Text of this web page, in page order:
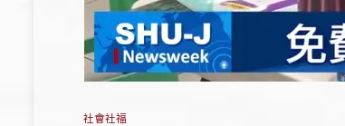
社會社福